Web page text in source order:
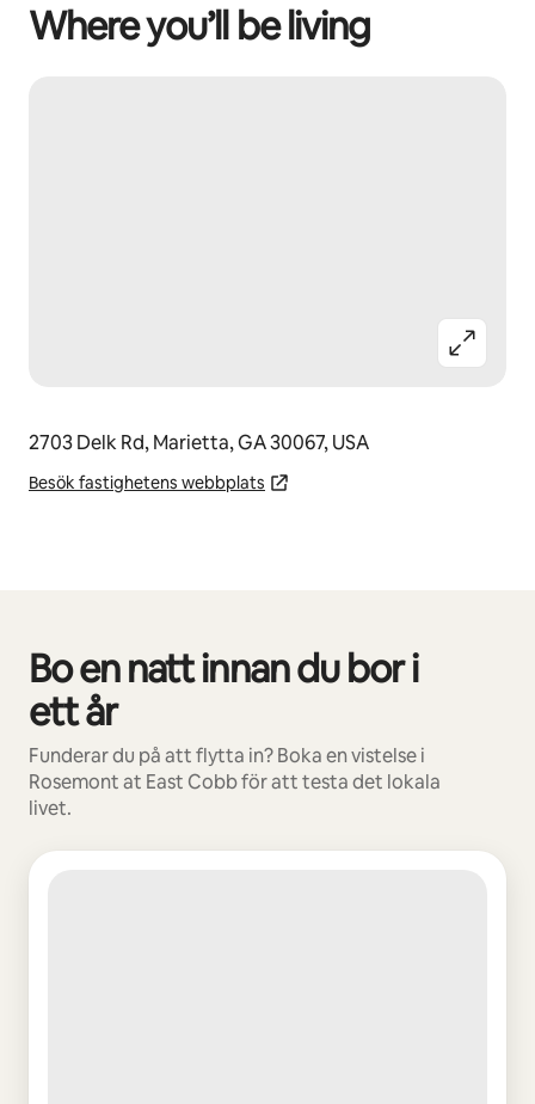
Where you’ll be living
2703 Delk Rd, Marietta, GA 30067, USA
Besök fastighetens webbplats
Bo en natt innan du bor i
ett år
Funderar du på att flytta in? Boka en vistelse i
Rosemont at East Cobb för att testa det lokala
livet.
0 av 0 objekt visas